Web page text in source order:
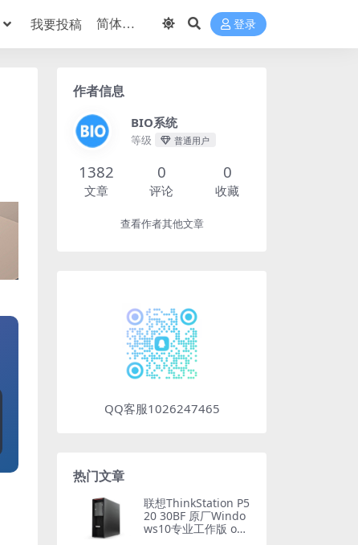
我要投稿 登录
作者信息
BIO系统
等级 普通用户
1382
文章
0
评论
0
收藏
查看作者其他文章
QQ客服1026247465
热门文章
联想ThinkStation P5
20 30BF 原厂Windo
ws10专业工作版 oe